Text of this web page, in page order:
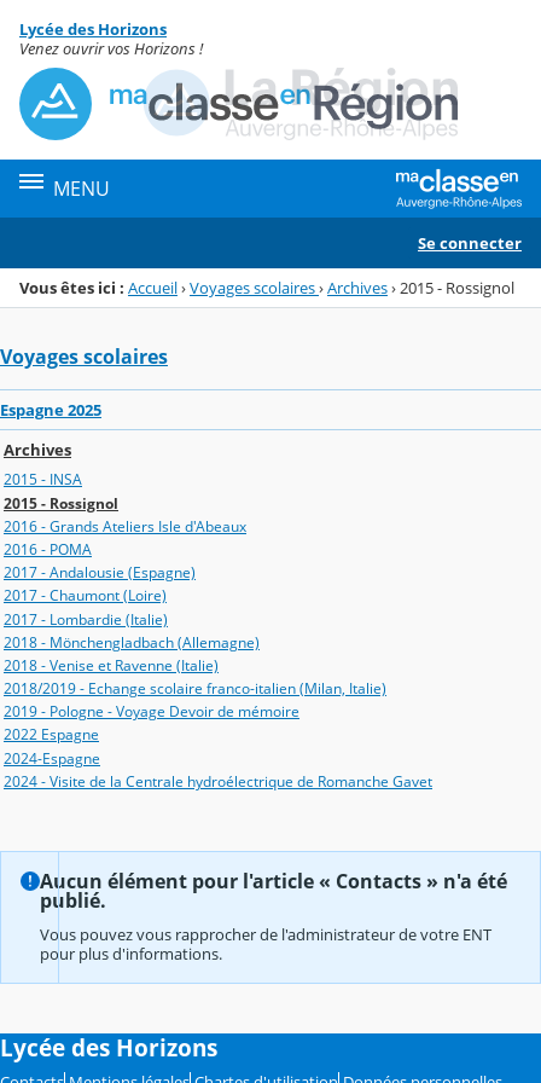
Menu de la rubrique
Contenu
Lycée des Horizons
Venez ouvrir vos Horizons !
MENU
Se connecter
Vous êtes ici : Accueil›Voyages scolaires›Archives› 2015 - Rossignol
Voyages scolaires
Espagne 2025
Archives
2015 - INSA
2015 - Rossignol
2016 - Grands Ateliers Isle d'Abeaux
2016 - POMA
2017 - Andalousie (Espagne)
2017 - Chaumont (Loire)
2017 - Lombardie (Italie)
2018 - Mönchengladbach (Allemagne)
2018 - Venise et Ravenne (Italie)
2018/2019 - Echange scolaire franco-italien (Milan, Italie)
2019 - Pologne - Voyage Devoir de mémoire
2022 Espagne
2024-Espagne
2024 - Visite de la Centrale hydroélectrique de Romanche Gavet
Aucun élément pour l'article « Contacts » n'a été
publié.
Vous pouvez vous rapprocher de l'administrateur de votre ENT
pour plus d'informations.
Lycée des Horizons